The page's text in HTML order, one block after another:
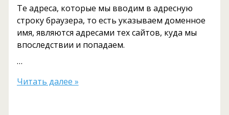
Те адреса, которые мы вводим в адресную
строку браузера, то есть указываем доменное
имя, являются адресами тех сайтов, куда мы
впоследствии и попадаем.
…
Что
Читать далее »